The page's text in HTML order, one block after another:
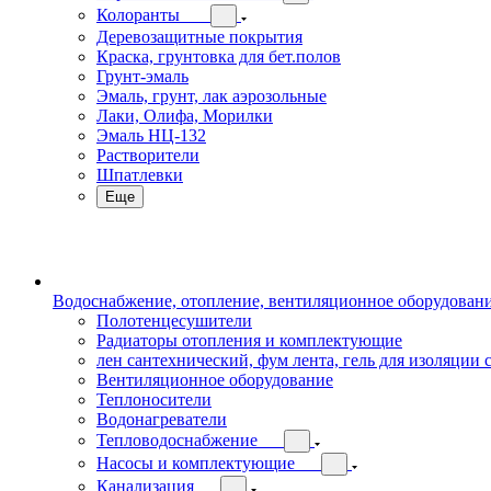
Колоранты
Деревозащитные покрытия
Краска, грунтовка для бет.полов
Грунт-эмаль
Эмаль, грунт, лак аэрозольные
Лаки, Олифа, Морилки
Эмаль НЦ-132
Растворители
Шпатлевки
Еще
Водоснабжение, отопление, вентиляционное
Полотенцесушители
Радиаторы отопления и комплектующие
лен сантехнический, фум лента, гель для изоляции
Вентиляционное оборудование
Теплоносители
Водонагреватели
Тепловодоснабжение
Насосы и комплектующие
Канализация